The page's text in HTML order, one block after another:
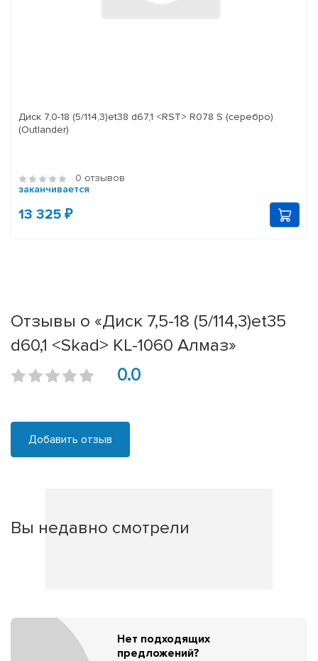
Диск 7,0-18 (5/114,3)et38 d67,1 <RST> R078 S (серебро)
(Outlander)
0 отзывов
заканчивается
13 325 ₽
Отзывы о «Диск 7,5-18 (5/114,3)et35
d60,1 <Skad> KL-1060 Алмаз»
0.0
Добавить отзыв
Вы недавно смотрели
Нет подходящих
предложений?